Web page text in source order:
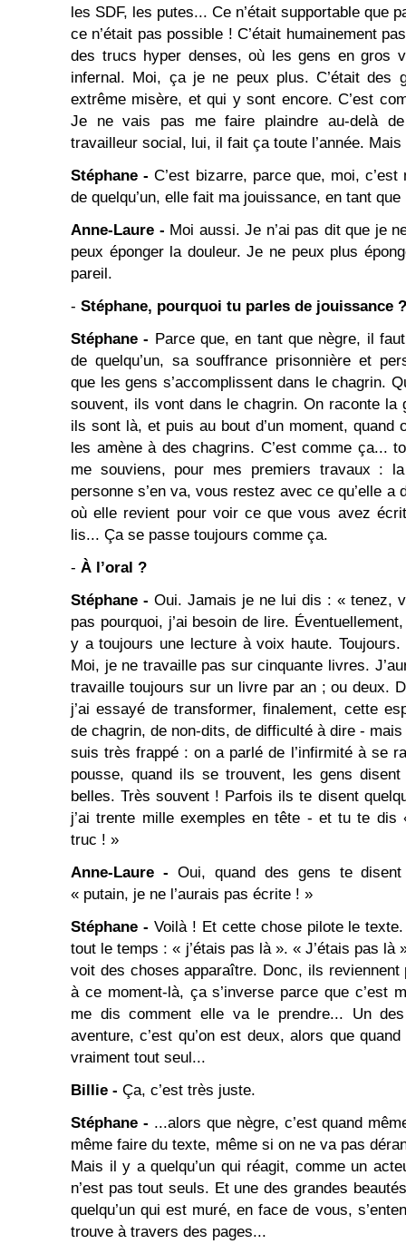
les SDF, les putes... Ce n’était supportable que
ce n’était pas possible ! C’était humainement
des trucs hyper denses, où les gens en gros
infernal. Moi, ça je ne peux plus. C’était des
extrême misère, et qui y sont encore. C’est
Je ne vais pas me faire plaindre au-delà
travailleur social, lui, il fait ça toute l’année.
Stéphane - C’est bizarre, parce que, moi,
de quelqu’un, elle fait ma jouissance, en tant que
Anne-Laure - Moi aussi. Je n’ai pas dit que je
peux éponger la douleur. Je ne peux plus
pareil.
- Stéphane, pourquoi tu parles de jouissance ?
Stéphane - Parce que, en tant que nègre, il
de quelqu’un, sa souffrance prisonnière et
que les gens s’accomplissent dans le chagrin.
souvent, ils vont dans le chagrin. On raconte la
ils sont là, et puis au bout d’un moment, quand
les amène à des chagrins. C’est comme ça...
me souviens, pour mes premiers travaux :
personne s’en va, vous restez avec ce qu’elle
où elle revient pour voir ce que vous avez
lis... Ça se passe toujours comme ça.
- À l’oral ?
Stéphane - Oui. Jamais je ne lui dis : « tenez,
pas pourquoi, j’ai besoin de lire.
y a toujours une lecture à voix haute.
Moi, je ne travaille pas sur cinquante livres.
travaille toujours sur un livre par an ; ou deux.
j’ai essayé de transformer, finalement, cette
de chagrin, de non-dits, de difficulté à dire -
suis très frappé : on a parlé de l’infirmité à se
pousse, quand ils se trouvent, les gens
belles. Très souvent ! Parfois ils te disent
j’ai trente mille exemples en tête - et tu te dis
truc ! »
Anne-Laure - Oui, quand des gens te
« putain, je ne l’aurais pas écrite ! »
Stéphane - Voilà ! Et cette chose pilote le
tout le temps : « j’étais pas là ». « J’étais pas
voit des choses apparaître. Donc, ils reviennent
à ce moment-là, ça s’inverse parce que c’est
me dis comment elle va le prendre... Un
aventure, c’est qu’on est deux, alors que
vraiment tout seul...
Billie - Ça, c’est très juste.
Stéphane - ...alors que nègre, c’est quand
même faire du texte, même si on ne va pas
Mais il y a quelqu’un qui réagit, comme un
n’est pas tout seuls. Et une des grandes
quelqu’un qui est muré, en face de vous,
trouve à travers des pages...